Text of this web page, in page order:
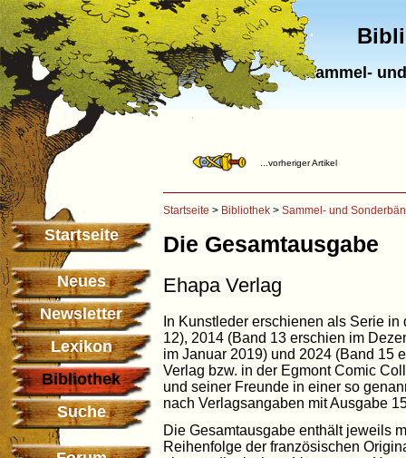
Sammel-
Startseite
Neues
Newsletter
Lexikon
Bibliothek
Suche
...vorheriger Artikel
Startseite > Bibliothek > Sammel- und
Die Gesamtausgabe
Ehapa Verlag
In Kunstleder erschienen als Serie
12), 2014 (Band 13 erschien im
im Januar 2019) und 2024 (Band 15
Verlag bzw. in der Egmont Comic
und seiner Freunde in einer so
nach Verlagsangaben mit Ausgabe
Die Gesamtausgabe enthält jeweils
Reihenfolge der französischen